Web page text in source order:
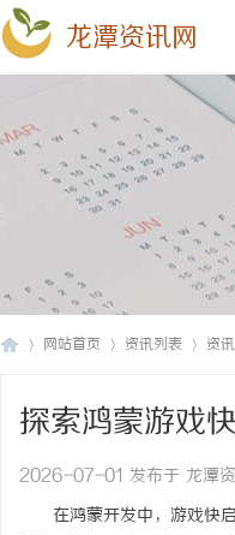
龙潭资讯网
网站首页 资讯列表 资
探索鸿蒙游戏
2026-07-01 发布于 龙潭
在鸿蒙开发中，游戏快启